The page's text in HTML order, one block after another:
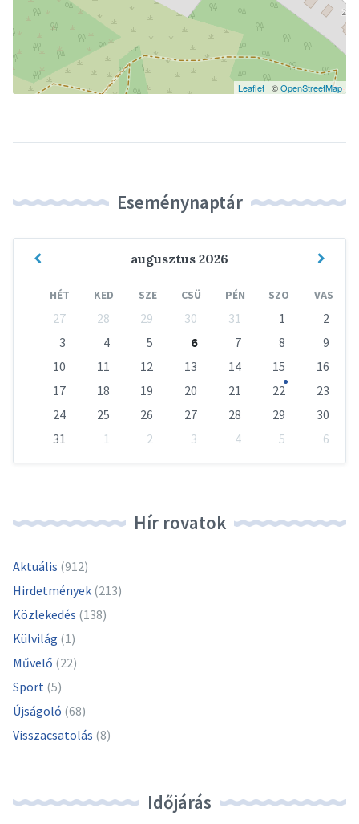
Leaflet | ©OpenStreetMap
Eseménynaptár
augusztus 2026
Previous
HÉT KED SZE CSÜ PÉN SZO VAS
calendar
27 28 29 30 31 1
2
3
4 5 6 7 8
9
10
11 12 13 14 15
16
17
18 19 20 21 22
23
24
25 26 27 28 29
30
31
1 2 3 4 5
6
Hír rovatok
Aktuális (912)
Hirdetmények (213)
Közlekedés (138)
Külvilág (1)
Művelő (22)
Sport (5)
Újságoló (68)
Visszacsatolás (8)
Időjárás